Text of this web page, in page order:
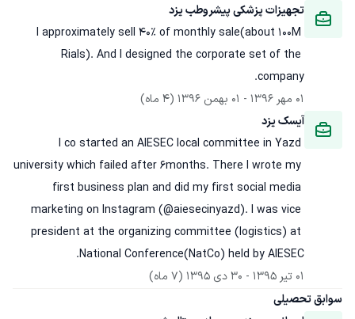
تجهیزات پزشکی پیشروطب یزد
I approximately sell 40% of monthly sale(about 100M
Rials). And I designed the corporate set of the
company.
01 مهر 1396
- 01 بهمن 1396
(4 ماه)
آیسک یزد
I co started an AIESEC local committee in Yazd
university which failed after 6months. There I wrote my
first business plan and did my first social media
marketing on Instagram (@aiesecinyazd). I was vice
president at the organizing committee (logistics) at
National Conference(NatCo) held by AIESEC.
01 تیر 1395
- 30 دی 1395
(7 ماه)
سوابق تحصیلی